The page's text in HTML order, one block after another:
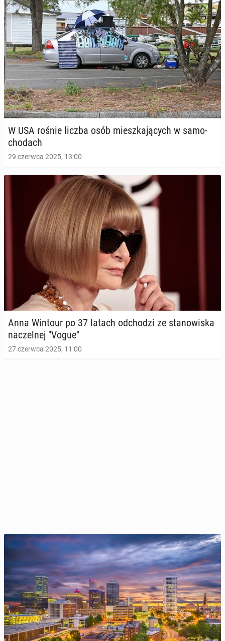
W USA rośnie liczba osób miesz­ka­ją­cych w sa­mo­
cho­dach
29 czerwca 2025, 13:00
Anna Wintour po 37 latach od­cho­dzi ze sta­no­wi­ska
na­czel­nej "Vogue"
27 czerwca 2025, 11:00